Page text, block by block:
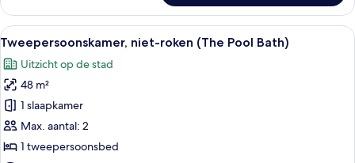
niet-
roken
Alle
foto's
voor
Tweepersoonskamer,
niet-
roken
(The
Een bad/douchecombinatie, een
9
Tweepersoonskamer, niet-roken (The Pool Bath)
Uitzicht op de stad
48 m²
1 slaapkamer
Max. aantal: 2
1 tweepersoonsbed